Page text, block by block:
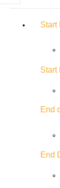
Start
Start
End
End